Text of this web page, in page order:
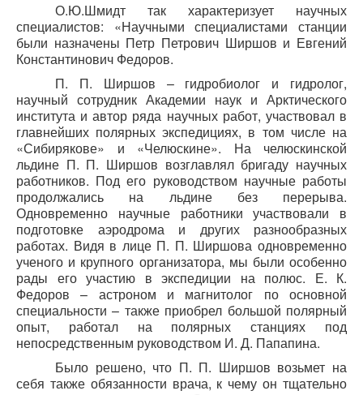
О.Ю.Шмидт так характеризует научных
специалистов: «Научными специалистами станции
были назначены Петр Петрович Ширшов и Евгений
Константинович Федоров.
П. П. Ширшов – гидробиолог и гидролог,
научный сотрудник Академии наук и Арктического
института и автор ряда научных работ, участвовал в
главнейших полярных экспедициях, в том числе на
«Сибирякове» и «Челюскине». На челюскинской
льдине П. П. Ширшов возглавлял бригаду научных
работников. Под его руководством научные работы
продолжались на льдине без перерыва.
Одновременно научные работники участвовали в
подготовке аэродрома и других разнообразных
работах. Видя в лице П. П. Ширшова одновременно
ученого и крупного организатора, мы были особенно
рады его участию в экспедиции на полюс. Е. К.
Федоров – астроном и магнитолог по основной
специальности – также приобрел большой полярный
опыт, работал на полярных станциях под
непосредственным руководством И. Д. Папапина.
Было решено, что П. П. Ширшов возьмет на
себя также обязанности врача, к чему он тщательно